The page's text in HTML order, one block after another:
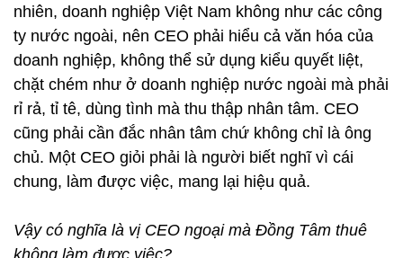
nhiên, doanh nghiệp Việt Nam không như các công
ty nước ngoài, nên CEO phải hiểu cả văn hóa của
doanh nghiệp, không thể sử dụng kiểu quyết liệt,
chặt chém như ở doanh nghiệp nước ngoài mà phải
rỉ rả, tỉ tê, dùng tình mà thu thập nhân tâm. CEO
cũng phải cần đắc nhân tâm chứ không chỉ là ông
chủ. Một CEO giỏi phải là người biết nghĩ vì cái
chung, làm được việc, mang lại hiệu quả.
Vậy có nghĩa là vị CEO ngoại mà Đồng Tâm thuê